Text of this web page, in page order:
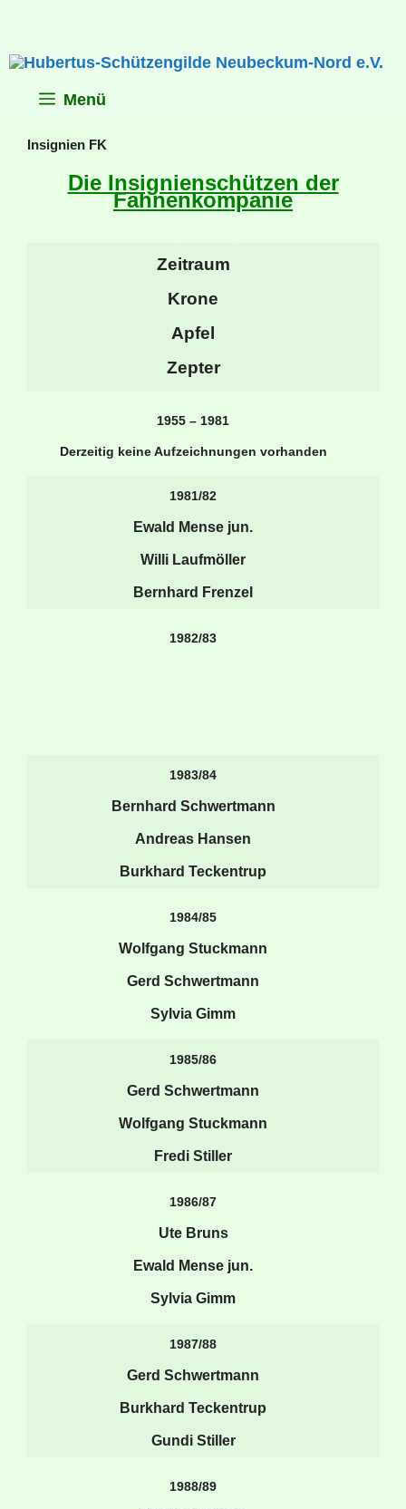
Zum
Inhalt
Menü
Insignien FK
Die Insignienschützen der
Fahnenkompanie
Zeitraum
Krone
Apfel
Zepter
1955 – 1981
Derzeitig keine Aufzeichnungen vorhanden
1981/82
Ewald Mense jun.
Willi Laufmöller
Bernhard Frenzel
1982/83
1983/84
Bernhard Schwertmann
Andreas Hansen
Burkhard Teckentrup
1984/85
Wolfgang Stuckmann
Gerd Schwertmann
Sylvia Gimm
1985/86
Gerd Schwertmann
Wolfgang Stuckmann
Fredi Stiller
1986/87
Ute Bruns
Ewald Mense jun.
Sylvia Gimm
1987/88
Gerd Schwertmann
Burkhard Teckentrup
Gundi Stiller
1988/89